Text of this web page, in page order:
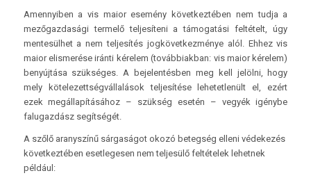
Amennyiben a vis maior esemény következtében nem tudja a
mezőgazdasági termelő teljesíteni a támogatási feltételt, úgy
mentesülhet a nem teljesítés jogkövetkezménye alól. Ehhez vis
maior elismerése iránti kérelem (továbbiakban: vis maior kérelem)
benyújtása szükséges. A bejelentésben meg kell jelölni, hogy
mely kötelezettségvállalások teljesítése lehetetlenült el, ezért
ezek megállapításához – szükség esetén – vegyék igénybe
falugazdász segítségét.
A szőlő aranyszínű sárgaságot okozó betegség elleni védekezés
következtében esetlegesen nem teljesülő feltételek lehetnek
például: